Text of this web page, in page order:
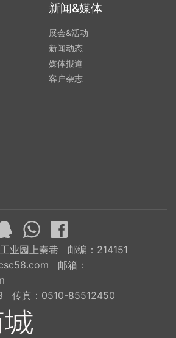
新闻&媒体
展会&活动
新闻动态
媒体报道
客户杂志
业园上秦巷 邮编：214151
邮箱：
传真：0510-85512450